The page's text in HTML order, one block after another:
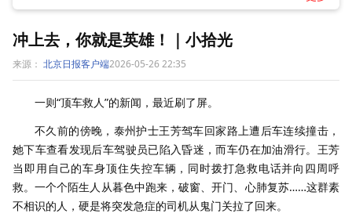
冲上去，你就是英雄！｜小拾光
来源： 北京日报客户端2026-05-26 22:35
一则“顶车救人”的新闻，最近刷了屏。
不久前的傍晚，泰州护士王芳驾车回家路上遭后车连续撞击，
她下车查看发现后车驾驶员已陷入昏迷，而车仍在加油滑行。王芳
当即用自己的车身顶住失控车辆，同时拨打急救电话并向四周呼
救。一个个陌生人从暮色中跑来，破窗、开门、心肺复苏……这群素
不相识的人，硬是将突发急症的司机从鬼门关拉了回来。